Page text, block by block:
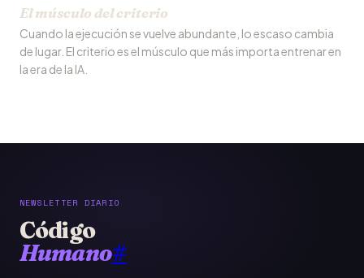
El músculo del criterio
Cuando la ejecución se vuelve abundante, lo escaso cambia
de lugar. El criterio es el músculo que más importa entrenar en
la era de la IA.
NEWSLETTER DIARIO
Código
Humano#